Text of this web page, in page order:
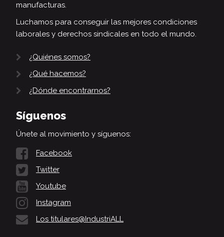
manufacturas.
Luchamos para conseguir las mejores condiciones
laborales y derechos sindicales en todo el mundo.
¿Quiénes somos?
¿Qué hacemos?
¿Dónde encontrarnos?
Síguenos
Únete al movimiento y síguenos:
Facebook
Twitter
Youtube
Instagram
Los titulares@IndustriALL